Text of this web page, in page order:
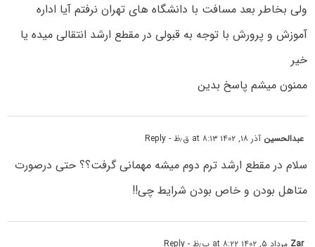
ولی بخاطر بعد مسافت با دانشگاه های تهران نرفتم آیا اداره
آموزش و پرورش با توجه به قبولی در مقطع ارشد انتقالی میده یا
خیر
ممنون میشم پاسخ بدین
عبدالحسین آذر ۱۸, ۱۴۰۲ at ۸:۱۳ ق٫ظ - Reply
سلام در مقطع ارشد ترم دوم میشه مهمانی گرفت؟؟ حتی درصورت
متاهل بودن و خاص بودن شرایط چی!!
Zar مرداد ۵, ۱۴۰۲ at ۸:۲۲ ب٫ظ - Reply